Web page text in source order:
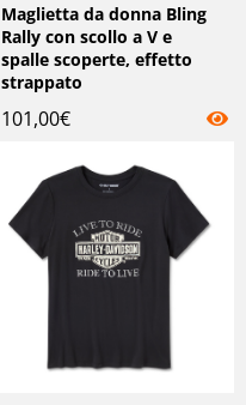
Maglietta da donna Bling
Rally con scollo a V e
spalle scoperte, effetto
strappato
101,00€